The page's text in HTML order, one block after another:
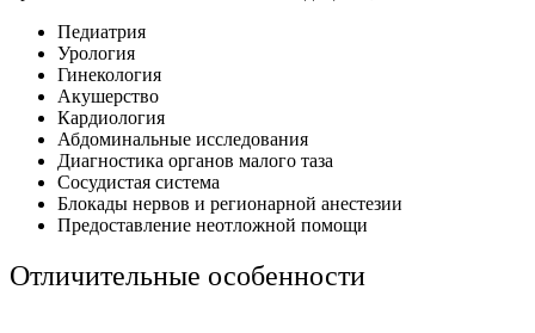
Педиатрия
Урология
Гинекология
Акушерство
Кардиология
Абдоминальные исследования
Диагностика органов малого таза
Сосудистая система
Блокады нервов и регионарной анестезии
Предоставление неотложной помощи
Отличительные особенности